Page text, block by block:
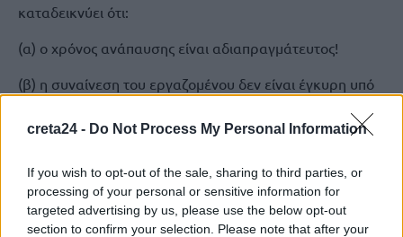
creta24 - Do Not Process My Personal Information
If you wish to opt-out of the sale, sharing to third parties, or
processing of your personal or sensitive information for
targeted advertising by us, please use the below opt-out
section to confirm your selection. Please note that after your
καταδεικνύει ότι:
(α) ο χρόνος ανάπαυσης είναι αδιαπραγμάτευτος!
(β) η συναίνεση του εργαζομένου δεν είναι έγκυρη υπό
(γ) η καταγραφή ωραρίου πρέπει να είναι αντικειμενική
Απαιτούνται νομοθετικές βελτιώσεις ώστε να
διασφαλιστεί η πραγματική προστασία της εργασίας.